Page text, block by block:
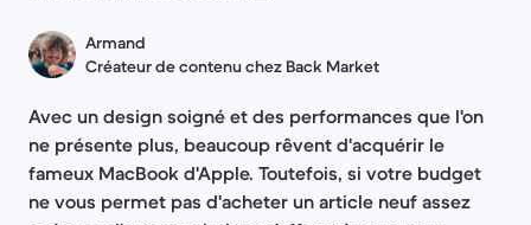
Armand
Créateur de contenu chez Back Market
Avec un design soigné et des performances que l'on
ne présente plus, beaucoup rêvent d'acquérir le
fameux MacBook d'Apple. Toutefois, si votre budget
ne vous permet pas d'acheter un article neuf assez